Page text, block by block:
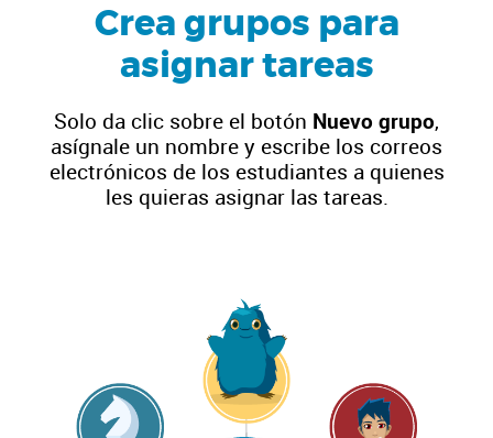
Crea grupos para
asignar tareas
Solo da clic sobre el botón Nuevo grupo,
asígnale un nombre y escribe los correos
electrónicos de los estudiantes a quienes
les quieras asignar las tareas.